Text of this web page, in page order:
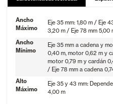
Ancho
Máximo
Eje 35 mm: 1,80 m / Eje
3,20 m / Eje 78 mm 5,00
Ancho
Mínimo
Eje 35 mm a cadena y
0,40 m, motor 0,62 m y
motor 0,79 m y cardán
/ Eje 78 mm a cadena
Alto
Máximo
Eje 35 y 43 mm:
4,00 m